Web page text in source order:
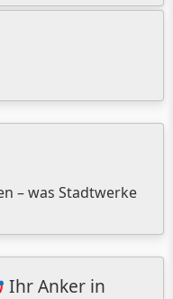
– was Stadtwerke
Ihr Anker in